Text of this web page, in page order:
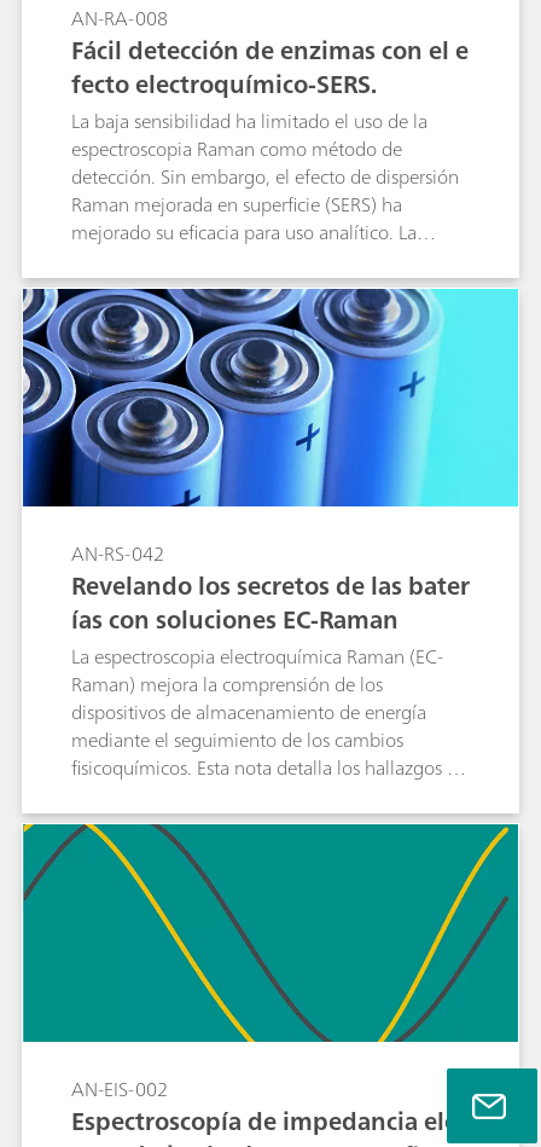
AN-RA-008
Fácil detección de enzimas con el e
fecto electroquímico-SERS.
La baja sensibilidad ha limitado el uso de la
espectroscopia Raman como método de
detección. Sin embargo, el efecto de dispersión
Raman mejorada en superficie (SERS) ha
mejorado su eficacia para uso analítico. La
c se analizan mediante espectroelectroquímica
Raman como prueba de concepto en esta nota
de aplicación.
AN-RS-042
Revelando los secretos de las bater
ías con soluciones EC-Raman
La espectroscopia electroquímica Raman (EC-
Raman) mejora la comprensión de los
dispositivos de almacenamiento de energía
mediante el seguimiento de los cambios
fisicoquímicos. Esta nota detalla los hallazgos de
descarga de baterías de hidruro metálico de
níquel (NiMH).
AN-EIS-002
Espectroscopía de impedancia elec